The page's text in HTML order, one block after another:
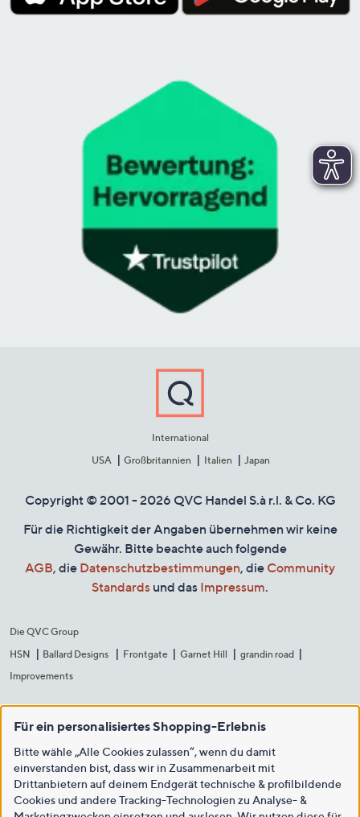
International
USA
Großbritannien Italien Japan
Copyright © 2001 - 2026 QVC Handel S.à r.l. & Co. KG
Für die Richtigkeit der Angaben übernehmen wir keine
Gewähr. Bitte beachte auch folgende
AGB, die Datenschutzbestimmungen, die Community
Standards und das Impressum.
Die QVC Group
HSN
Ballard Designs Frontgate Garnet Hill
grandin road
Improvements
Für ein personalisiertes Shopping-Erlebnis
Bitte wähle „Alle Cookies zulassen“, wenn du damit
einverstanden bist, dass wir in Zusammenarbeit mit
Drittanbietern auf deinem Endgerät technische & profilbildende
Cookies und andere Tracking-Technologien zu Analyse- &